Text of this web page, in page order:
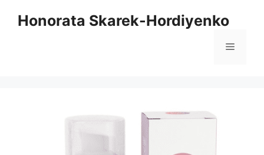
Honorata Skarek-Hordiyenko
Menu